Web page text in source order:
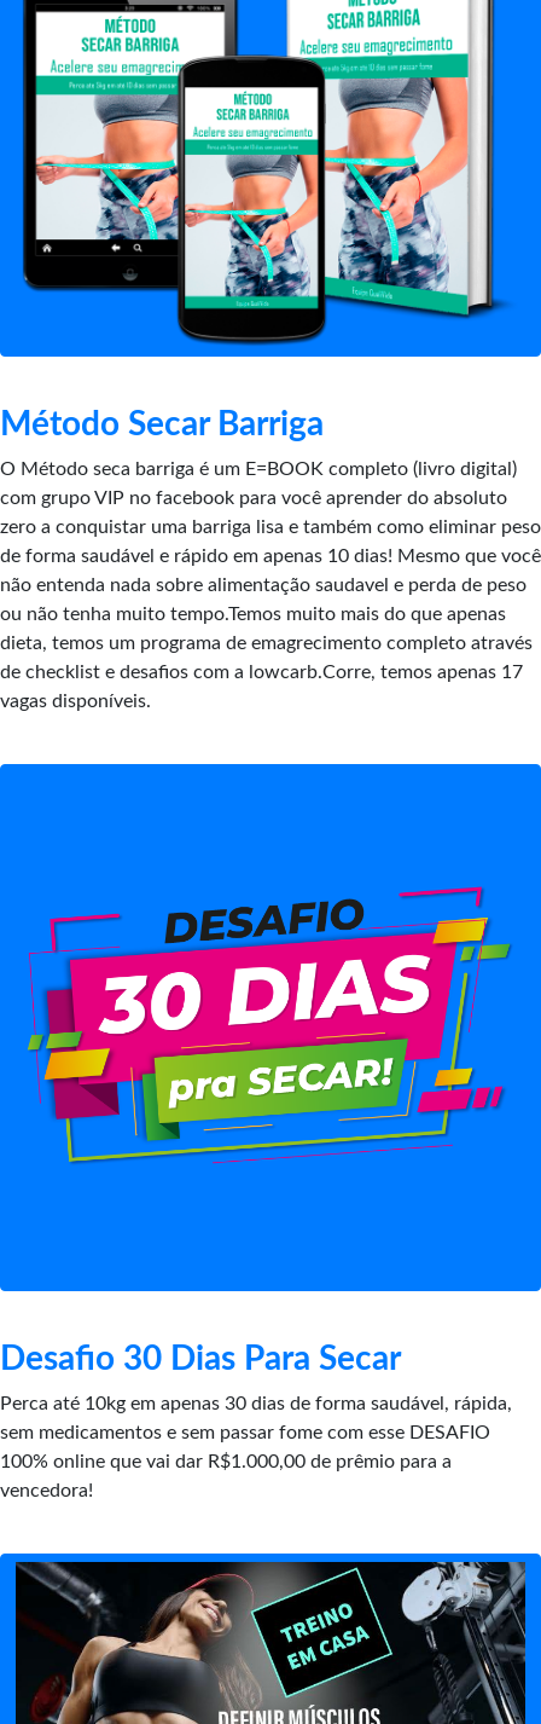
Método Secar Barriga
O Método seca barriga é um E=BOOK completo (livro digital)
com grupo VIP no facebook para você aprender do absoluto
zero a conquistar uma barriga lisa e também como eliminar peso
de forma saudável e rápido em apenas 10 dias! Mesmo que você
não entenda nada sobre alimentação saudavel e perda de peso
ou não tenha muito tempo.Temos muito mais do que apenas
dieta, temos um programa de emagrecimento completo através
de checklist e desafios com a lowcarb.Corre, temos apenas 17
vagas disponíveis.
Desafio 30 Dias Para Secar
Perca até 10kg em apenas 30 dias de forma saudável, rápida,
sem medicamentos e sem passar fome com esse DESAFIO
100% online que vai dar R$1.000,00 de prêmio para a
vencedora!